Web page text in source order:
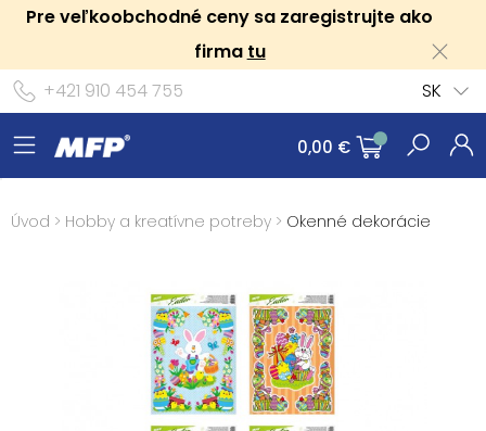
Pre veľkoobchodné ceny sa zaregistrujte ako
firma tu
+421 910 454 755
SK
0,00 €
Úvod > Hobby a kreatívne potreby > Okenné dekorácie